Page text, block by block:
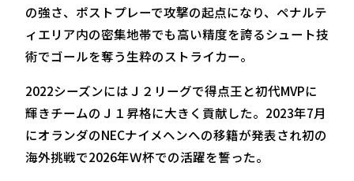
の強さ、ポストプレーで攻撃の起点になり、ペナルテ
ィエリア内の密集地帯でも高い精度を誇るシュート技
術でゴールを奪う生粋のストライカー。
2022シーズンにはＪ２リーグで得点王と初代MVPに
輝きチームのＪ１昇格に大きく貢献した。2023年7月
にオランダのNECナイメヘンへの移籍が発表され初の
海外挑戦で2026年Ｗ杯での活躍を誓った。